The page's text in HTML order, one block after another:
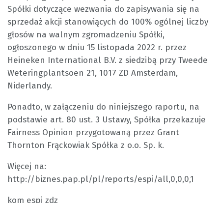
Spółki dotyczące wezwania do zapisywania się na
sprzedaż akcji stanowiących do 100% ogólnej liczby
głosów na walnym zgromadzeniu Spółki,
ogłoszonego w dniu 15 listopada 2022 r. przez
Heineken International B.V. z siedzibą przy Tweede
Weteringplantsoen 21, 1017 ZD Amsterdam,
Niderlandy.
Ponadto, w załączeniu do niniejszego raportu, na
podstawie art. 80 ust. 3 Ustawy, Spółka przekazuje
Fairness Opinion przygotowaną przez Grant
Thornton Frąckowiak Spółka z o.o. Sp. k.
Więcej na:
http://biznes.pap.pl/pl/reports/espi/all,0,0,0,1
kom espi zdz